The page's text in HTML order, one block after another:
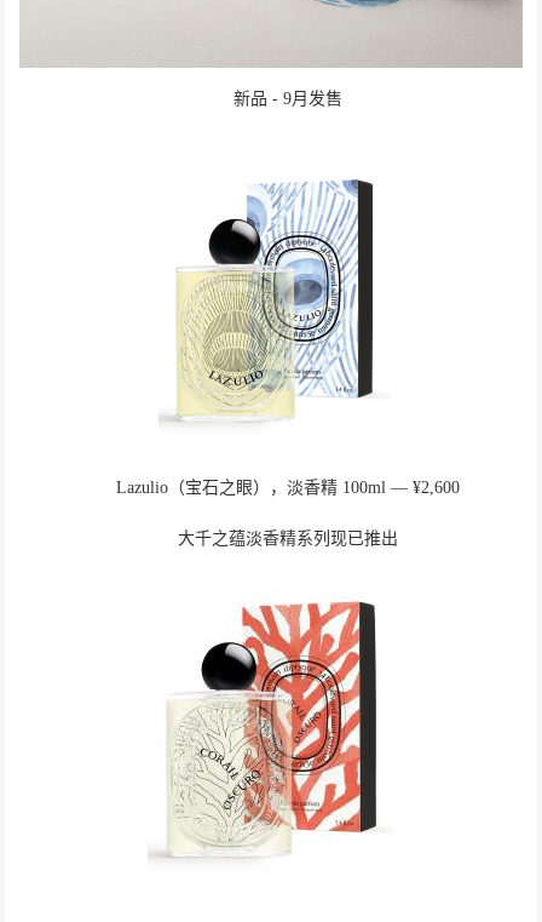
新品 - 9月发售
Lazulio（宝石之眼），淡香精 100ml ― ¥2,600
大千之蕴淡香精系列现已推出